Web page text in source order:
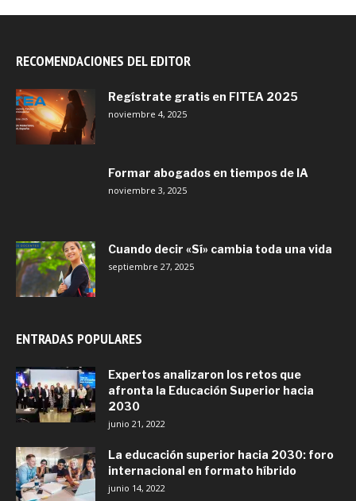
RECOMENDACIONES DEL EDITOR
Regístrate gratis en FITEA 2025
noviembre 4, 2025
Formar abogados en tiempos de IA
noviembre 3, 2025
Cuando decir «Sí» cambia toda una vida
septiembre 27, 2025
ENTRADAS POPULARES
Expertos analizaron los retos que
afronta la Educación Superior hacia
2030
junio 21, 2022
La educación superior hacia 2030: foro
internacional en formato híbrido
junio 14, 2022